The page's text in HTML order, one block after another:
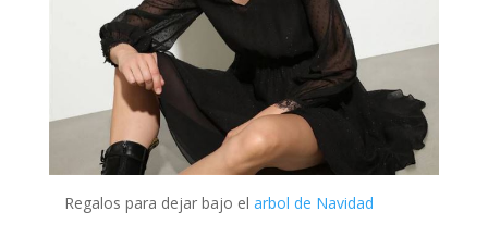
Regalos para dejar bajo el arbol de Navidad